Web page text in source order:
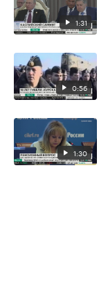
1:31
0:56
1:30